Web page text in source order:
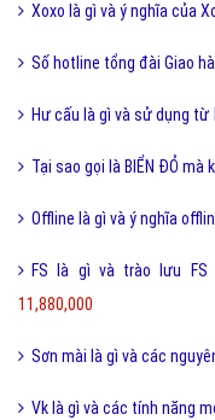
Xoxo là gì và ý nghĩa của
Số hotline tổng đài Giao
Hư cấu là gì và sử dụng
Tại sao gọi là BIỂN ĐỎ mà
Offline là gì và ý nghĩa
FS là gì và trào lưu FS
11,880,000
Sơn mài là gì và các
Vk là gì và các tính năng